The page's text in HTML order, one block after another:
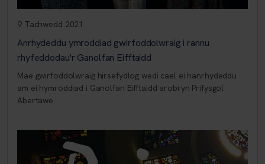
9 Tachwedd 2021
Anrhydeddu ymroddiad gwirfoddolwraig i rannu
rhyfeddodau'r Ganolfan Eifftaidd
Mae gwirfoddolwraig hirsefydlog wedi cael ei hanrhydeddu
am ei hymroddiad i Ganolfan Eifftaidd arobryn Prifysgol
Abertawe.